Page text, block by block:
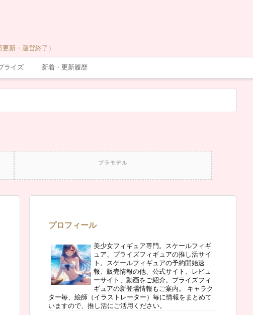
新・運営終了）
ライズ 新着・更新履歴
プラモデル
プロフィール
美少女フィギュア専門。スケールフィギ
ュア、プライズフィギュアの推し活サイ
ト。スケールフィギュアの予約開始速
報、販売情報の他、公式サイト、レビュ
ーサイト、動画をご紹介。プライズフィ
ギュアの新登場情報もご案内。 キャラク
ター毎、絵師（イラストレーター）毎に情報をまとめて
いますので、推し活にご活用ください。